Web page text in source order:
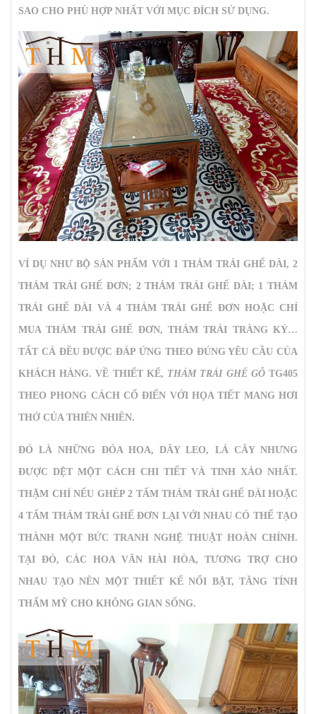
SAO CHO PHÙ HỢP NHẤT VỚI MỤC ĐÍCH SỬ DỤNG.
VÍ DỤ NHƯ BỘ SẢN PHẨM VỚI 1 THẢM TRẢI GHẾ DÀI, 2
THẢM TRẢI GHẾ ĐƠN; 2 THẢM TRẢI GHẾ DÀI; 1 THẢM
TRẢI GHẾ DÀI VÀ 4 THẢM TRẢI GHẾ ĐƠN HOẶC CHỈ
MUA THẢM TRẢI GHẾ ĐƠN, THẢM TRẢI TRÀNG KỶ…
TẤT CẢ ĐỀU ĐƯỢC ĐÁP ỨNG THEO ĐÚNG YÊU CẦU CỦA
KHÁCH HÀNG. VỀ THIẾT KẾ, THẢM TRẢI GHẾ GỖTG405
THEO PHONG CÁCH CỔ ĐIỂN VỚI HỌA TIẾT MANG HƠI
THỞ CỦA THIÊN NHIÊN.
ĐÓ LÀ NHỮNG ĐÓA HOA, DÂY LEO, LÁ CÂY NHƯNG
ĐƯỢC DỆT MỘT CÁCH CHI TIẾT VÀ TINH XẢO NHẤT.
THẬM CHÍ NẾU GHÉP 2 TẤM THẢM TRẢI GHẾ DÀI HOẶC
4 TẤM THẢM TRẢI GHẾ ĐƠN LẠI VỚI NHAU CÓ THỂ TẠO
THÀNH MỘT BỨC TRANH NGHỆ THUẬT HOÀN CHỈNH.
TẠI ĐÓ, CÁC HOA VĂN HÀI HÒA, TƯƠNG TRỢ CHO
NHAU TẠO NÊN MỘT THIẾT KẾ NỔI BẬT, TĂNG TÍNH
THẨM MỸ CHO KHÔNG GIAN SỐNG.